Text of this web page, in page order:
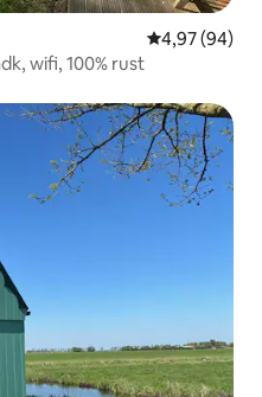
Gemiddelde
4,97 (94)
wifi, 100% rust